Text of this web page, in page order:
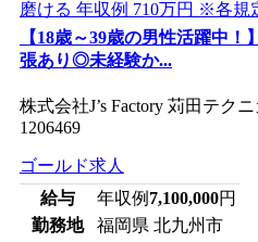
【18歳～39歳の男性活躍中
張あり◎未経験か...
株式会社J’s Factory 苅田テク
1206469
ゴールド求人
給与
年収例 7,100,000円
勤務地
福岡県 北九州市